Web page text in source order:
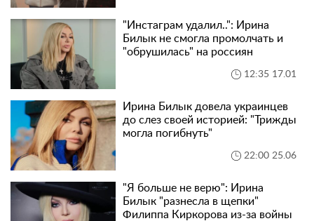
"Инстаграм удалил..": Ирина
Билык не смогла промолчать и
"обрушилась" на россиян
12:35 17.01
Ирина Билык довела украинцев
до слез своей историей: "Трижды
могла погибнуть"
22:00 25.06
"Я больше не верю": Ирина
Билык "разнесла в щепки"
Филиппа Киркорова из-за войны